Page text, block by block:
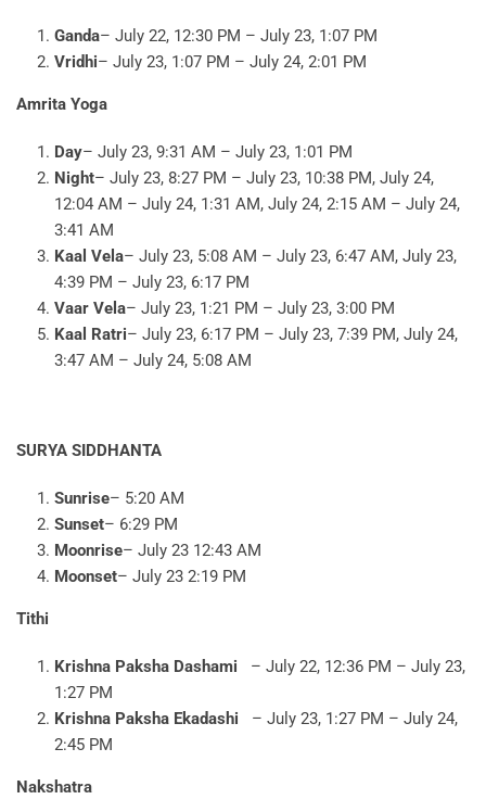
Ganda– July 22, 12:30 PM – July 23, 1:07 PM
Vridhi– July 23, 1:07 PM – July 24, 2:01 PM
Amrita Yoga
Day– July 23, 9:31 AM – July 23, 1:01 PM
Night– July 23, 8:27 PM – July 23, 10:38 PM, July 24,
12:04 AM – July 24, 1:31 AM, July 24, 2:15 AM – July 24,
3:41 AM
Kaal Vela– July 23, 5:08 AM – July 23, 6:47 AM, July 23,
4:39 PM – July 23, 6:17 PM
Vaar Vela– July 23, 1:21 PM – July 23, 3:00 PM
Kaal Ratri– July 23, 6:17 PM – July 23, 7:39 PM, July 24,
3:47 AM – July 24, 5:08 AM
SURYA SIDDHANTA
Sunrise– 5:20 AM
Sunset– 6:29 PM
Moonrise– July 23 12:43 AM
Moonset– July 23 2:19 PM
Tithi
Krishna Paksha Dashami
– July 22, 12:36 PM – July 23,
1:27 PM
Krishna Paksha Ekadashi
– July 23, 1:27 PM – July 24,
2:45 PM
Nakshatra